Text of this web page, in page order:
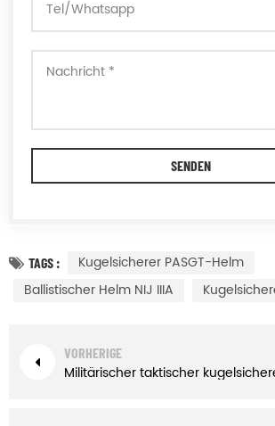
TAGS :
Kugelsicherer PASGT-Helm
Ballistischer Helm NIJ IIIA
VORHERIGE